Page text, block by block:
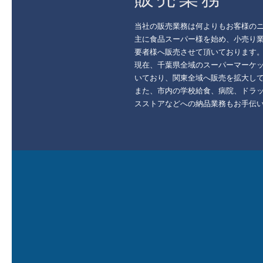
当社の販売業務は何よりもお客様の
主に食品スーパー様を始め、小売り
要者様へ販売させて頂いております。
現在、千葉県全域のスーパーマーケ
いており、関東全域へ販売を拡大し
また、市内の学校給食、病院、ドラ
スストアなどへの納品業務もお手伝